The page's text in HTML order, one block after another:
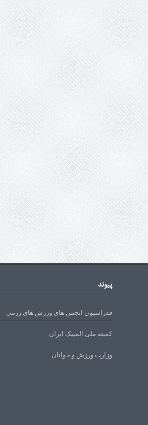
پیوند
فدراسیون انجمن های ورزش های رزمی
کمیته ملی المپیک ایران
وزارت ورزش و جوانان